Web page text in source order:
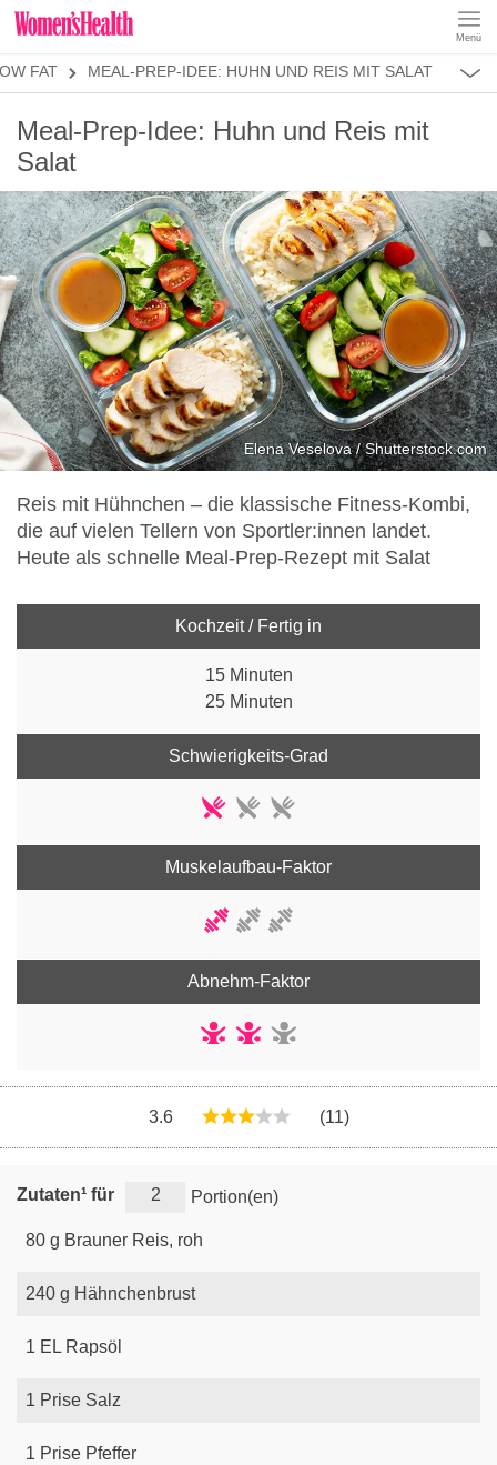
Menü
REZEPTE
ERNÄHRUNGSFORMEN
FAT MEAL-PREP-IDEE: HUHN UND REIS MIT SALAT
LOW CARB
LOW FAT
KETO
KALORIENARM
SALATE
Meal-Prep-Idee: Huhn und Reis mit
Salat
Elena Veselova / Shutterstock.com
Reis mit Hühnchen – die klassische Fitness-Kombi,
die auf vielen Tellern von Sportler:innen landet.
Heute als schnelle Meal-Prep-Rezept mit Salat
Kochzeit / Fertig in
15 Minuten
25 Minuten
Schwierigkeits-Grad
Muskelaufbau-Faktor
Abnehm-Faktor
3.6 (11)
Zutaten¹ für Portion(en)
80 g Brauner Reis, roh
240 g Hähnchenbrust
1 EL Rapsöl
1 Prise Salz
1 Prise Pfeffer